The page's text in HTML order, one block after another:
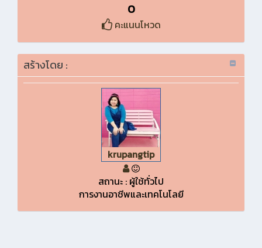
0
คะแนนโหวด
สร้างโดย :
krupangtip
สถานะ : ผู้ใช้ทั่วไป
การงานอาชีพและเทคโนโลยี